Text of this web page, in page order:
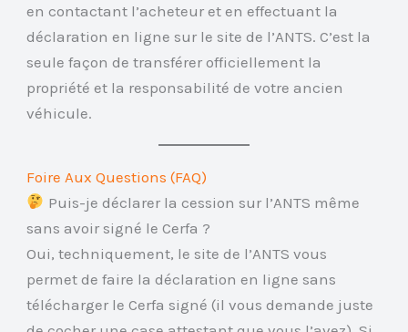
en contactant l’acheteur et en effectuant la
déclaration en ligne sur le site de l’ANTS. C’est la
seule façon de transférer officiellement la
propriété et la responsabilité de votre ancien
véhicule.
Foire Aux Questions (FAQ)
Puis-je déclarer la cession sur l’ANTS même
sans avoir signé le Cerfa ?
Oui, techniquement, le site de l’ANTS vous
permet de faire la déclaration en ligne sans
télécharger le Cerfa signé (il vous demande juste